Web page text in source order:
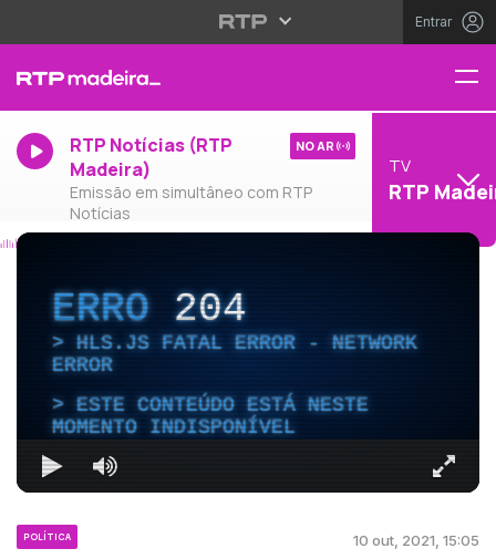
Entrar
RTP Notícias (RTP
Madeira)
Emissão em simultâneo com RTP
Notícias
NO AR
TV
RTP
ERRO204
HLS.JS FATAL ERROR - NETWORK
ERROR
ESTE CONTEÚDO ESTÁ NESTE
MOMENTO INDISPONÍVEL
POLÍTICA 10 out, 2021, 15:05